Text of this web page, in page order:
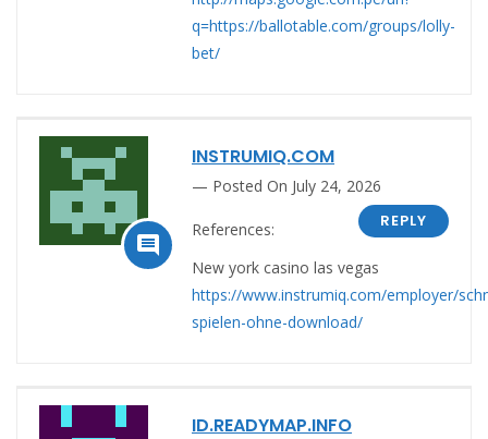
q=https://ballotable.com/groups/lolly-
bet/

INSTRUMIQ.COM
Posted On July 24, 2026
REPLY
References:
New york casino las vegas
https://www.instrumiq.com/employer/
spielen-ohne-download/
ID.READYMAP.INFO